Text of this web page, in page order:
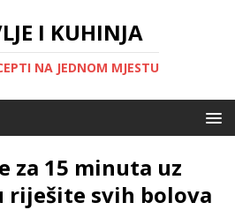
I KUHINJA
NA JEDNOM MJESTU
za 15 minuta uz
riješite svih bolova